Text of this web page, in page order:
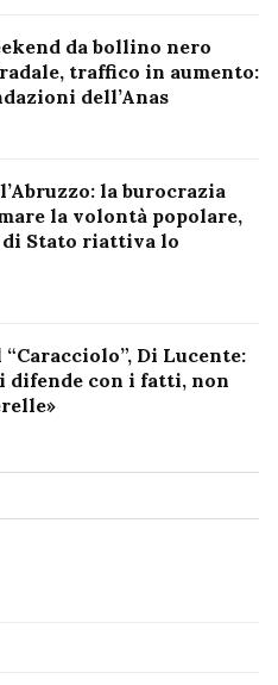
da bollino nero
traffico in aumento:
dell’Anas
la burocrazia
la volontà popolare,
Stato riattiva lo
Di Lucente:
difende con i fatti, non